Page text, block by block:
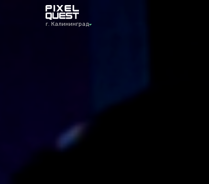
г. Калининград
г. Калининград